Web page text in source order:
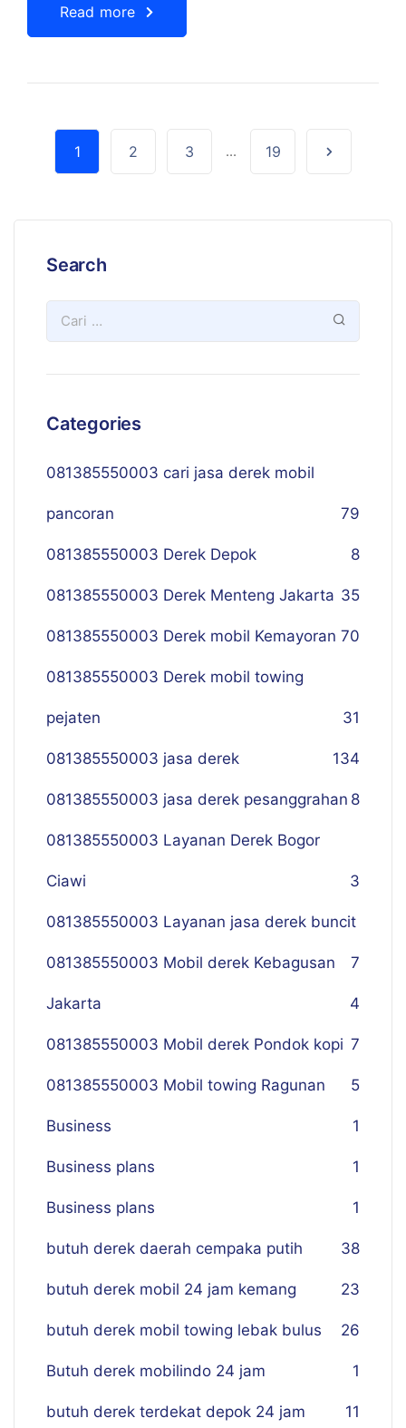
Read more
1 2 3 ... 19
Search
Categories
081385550003 cari jasa derek mobil
pancoran 79
081385550003 Derek Depok 8
081385550003 Derek Menteng Jakarta 35
081385550003 Derek mobil Kemayoran 70
081385550003 Derek mobil towing
pejaten 31
081385550003 jasa derek 134
081385550003 jasa derek pesanggrahan 8
081385550003 Layanan Derek Bogor
Ciawi 3
081385550003 Layanan jasa derek buncit
7
081385550003 Mobil derek Kebagusan
Jakarta 4
081385550003 Mobil derek Pondok kopi 7
081385550003 Mobil towing Ragunan 5
Business 1
Business plans 1
Business plans 1
butuh derek daerah cempaka putih 38
butuh derek mobil 24 jam kemang 23
butuh derek mobil towing lebak bulus 26
Butuh derek mobilindo 24 jam 1
butuh derek terdekat depok 24 jam 11